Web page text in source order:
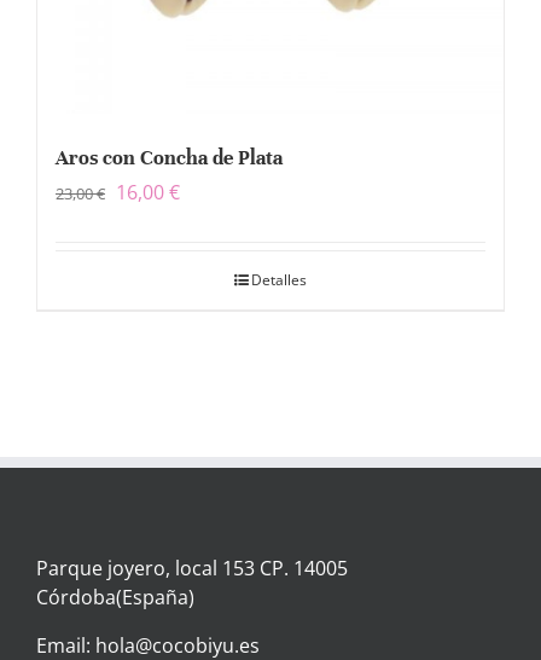
Aros con Concha de Plata
23,00€ 16,00€
Detalles
Parque joyero, local 153 CP. 14005
Córdoba(España)
Email: hola@cocobiyu.es